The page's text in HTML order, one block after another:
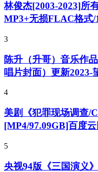
林俊杰[2003-2023]所
MP3+无损FLAC格式/
3
陈升（升哥）音乐作
唱片封面）更新2023-
4
美剧《犯罪现场调查/
[MP4/97.09GB]百度
5
央视94版《三国演义